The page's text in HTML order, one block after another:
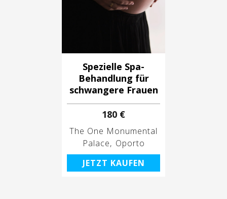
Spezielle Spa-
Behandlung für
schwangere Frauen
180 €
The One Monumental
Palace
Oporto
JETZT KAUFEN